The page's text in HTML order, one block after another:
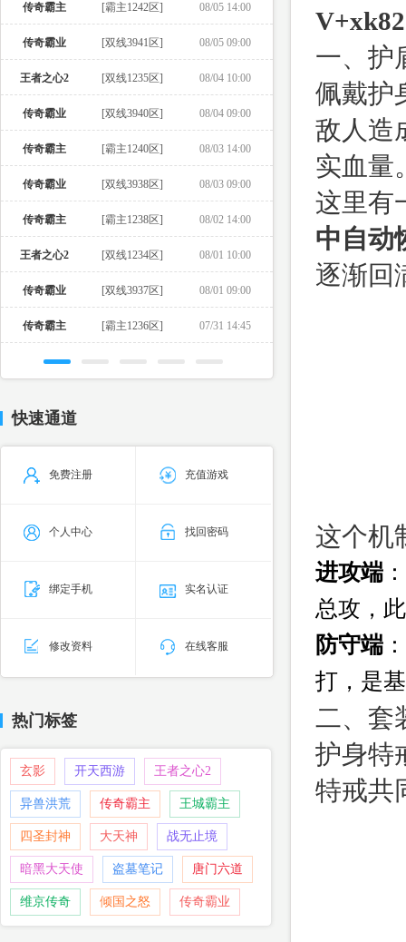
传奇霸主 [霸主1242区] 08/05 14:00
传奇霸业 [双线3941区] 08/05 09:00
王者之心2 [双线1235区] 08/04 10:00
传奇霸业 [双线3940区] 08/04 09:00
传奇霸主 [霸主1240区] 08/03 14:00
传奇霸业 [双线3938区] 08/03 09:00
传奇霸主 [霸主1238区] 08/02 14:00
王者之心2 [双线1234区] 08/01 10:00
传奇霸业 [双线3937区] 08/01 09:00
传奇霸主 [霸主1236区] 07/31 14:45
快速通道
免费注册 充值游戏
个人中心 找回密码
绑定手机 实名认证
修改资料 在线客服
热门标签
玄影 开天西游 王者之心2
异兽洪荒 传奇霸主 王城霸主
四圣封神 大天神 战无止境
暗黑大天使 盗墓笔记 唐门六道
维京传奇 倾国之怒 传奇霸业
一、护
佩戴护
敌人造
实血量
这里有
中自动
逐渐回
这个机
进攻端
总攻，
防守端
打，是
二、套
护身特
特戒共